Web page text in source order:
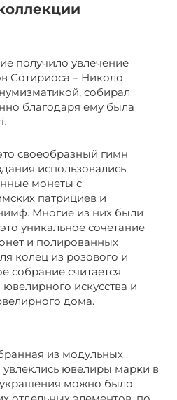
получило увлечение
Сотириоса – Николо
собирал
благодаря ему была
своеобразный гимн
использовались
монеты с
патрициев и
Многие из них были
уникальное сочетание
и полированных
колец из розового и
собрание считается
искусства и
дома.
из модульных
ювелиры марки в
можно было